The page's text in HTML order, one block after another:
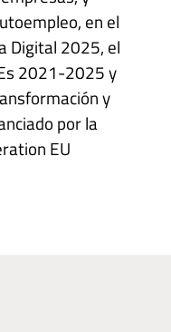
en el
Digital 2025, el
2021-2025 y
y
por la
EU